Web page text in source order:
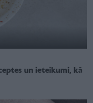
un ieteikumi, kā